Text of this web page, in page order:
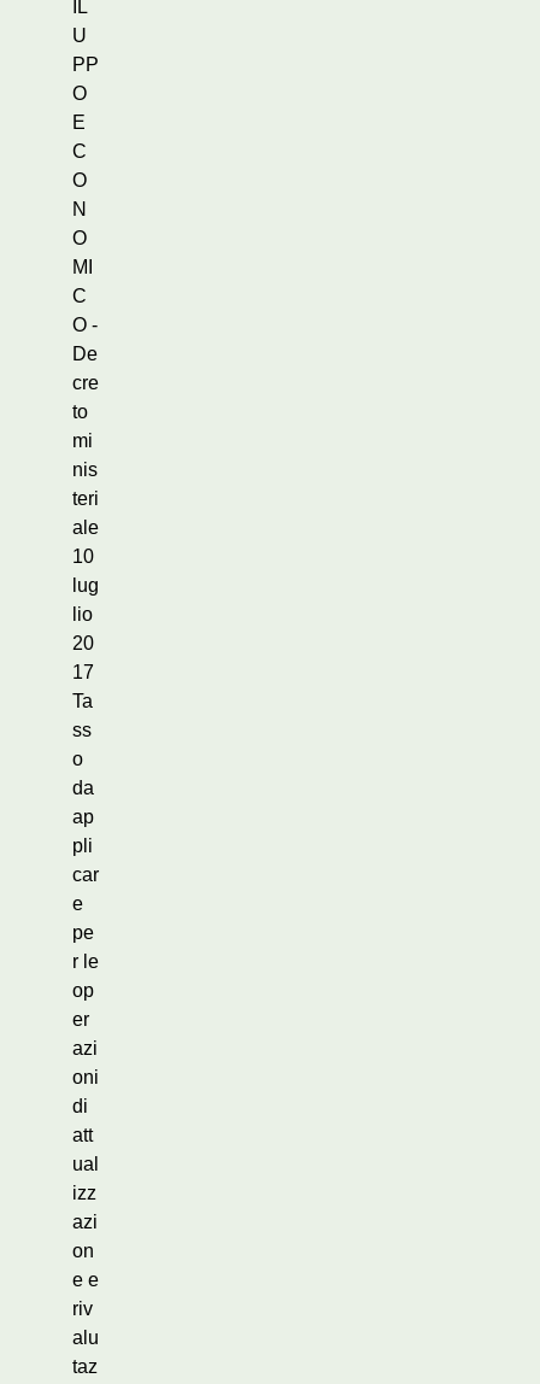
IL
U
PP
O
E
C
O
N
O
MI
C
O -
De
cre
to
mi
nis
teri
ale
10
lug
lio
20
17
Ta
ss
o
da
ap
pli
car
e
pe
r le
op
er
azi
oni
di
att
ual
izz
azi
on
e e
riv
alu
taz